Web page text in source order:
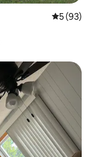
5 (93)